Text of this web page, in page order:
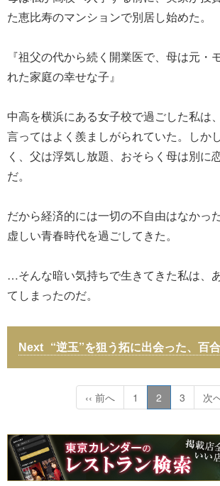
た恵比寿のマンションで別居し始めた。
『祖父の代から続く開業医で、母は元・
れた家庭の幸せな子』
中高を横浜にある女子校で過ごした私は
言ってはよく羨ましがられていた。しか
く、父は浮気し放題、おそらく母は別に
だ。
だから経済的には一切の不自由はなかっ
虚しい青春時代を過ごしてきた。
…そんな暗い気持ちで生きてきた私は、
てしまったのだ。
“逆玉”を狙う拓に出会った、百
‹‹ 前へ 1 2 3 次